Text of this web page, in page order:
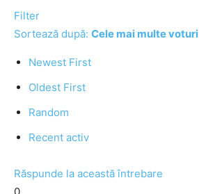
Filter
Sortează după: Cele mai multe voturi
Newest First
Oldest First
Random
Recent activ
Răspunde la această întrebare